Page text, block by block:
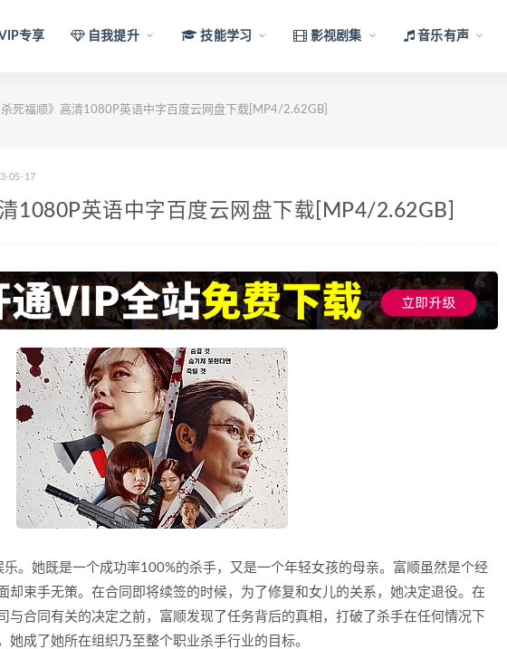
专享 自我提升 技能学习 影视剧集 音乐有声
死福顺》高清1080P英语中字百度云网盘下载[MP4/2.62GB]
05-17
1080P英语中字百度云网盘下载[MP4/2.62GB]
。她既是一个成功率100%的杀手，又是一个年轻女孩的母亲。富顺虽然是个经
却束手无策。在合同即将续签的时候，为了修复和女儿的关系，她决定退役。在
与合同有关的决定之前，富顺发现了任务背后的真相，打破了杀手在任何情况下
她成了她所在组织乃至整个职业杀手行业的目标。